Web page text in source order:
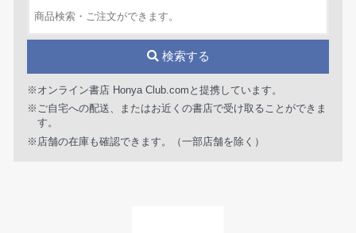
検索する
※オンライン書店 Honya Club.comと提携しています。
※ご自宅への配送、またはお近くの書店で受け取ることができま
す。
※店舗の在庫も確認できます。（一部店舗を除く）